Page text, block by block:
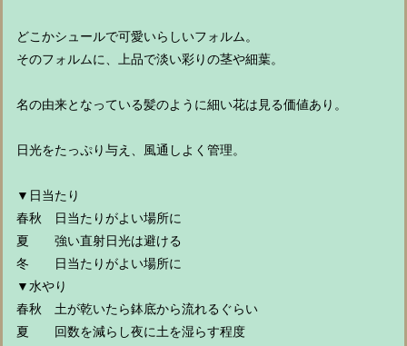
どこかシュールで可愛いらしいフォルム。
そのフォルムに、上品で淡い彩りの茎や細葉。
名の由来となっている髪のように細い花は見る価値あり。
日光をたっぷり与え、風通しよく管理。
▼日当たり
春秋 日当たりがよい場所に
夏 強い直射日光は避ける
冬 日当たりがよい場所に
▼水やり
春秋 土が乾いたら鉢底から流れるぐらい
夏 回数を減らし夜に土を湿らす程度